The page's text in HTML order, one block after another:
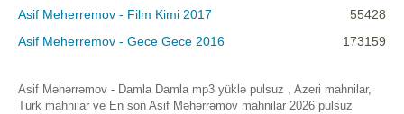
Asif Meherremov - Film Kimi 2017
55428
Asif Meherremov - Gece Gece 2016
173159
Asif Məhərrəmov - Damla Damla mp3 yüklə pulsuz , Azeri mahnilar,
Turk mahnilar ve En son Asif Məhərrəmov mahnilar 2026 pulsuz